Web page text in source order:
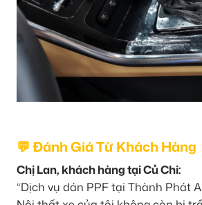
💬 Đánh Giá Từ Khách Hàng
Chị Lan, khách hàng tại Củ Chi:
“Dịch vụ dán PPF tại Thành Phát